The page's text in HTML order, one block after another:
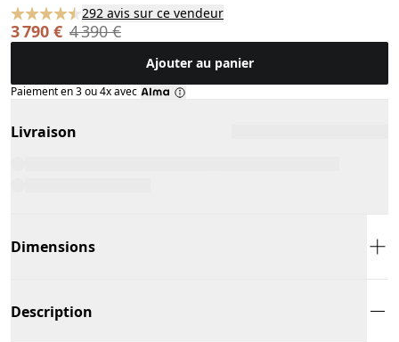
292 avis sur ce vendeur
3 790 € 4 390 €
Ajouter au panier
Paiement en 3 ou 4x avec
Livraison
Dimensions
Description